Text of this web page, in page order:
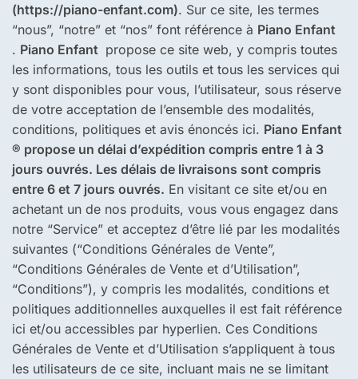
(https://piano-enfant.com). Sur ce site, les termes
“nous”, “notre” et “nos” font référence à Piano Enfant
. Piano Enfant propose ce site web, y compris toutes
les informations, tous les outils et tous les services qui
y sont disponibles pour vous, l’utilisateur, sous réserve
de votre acceptation de l’ensemble des modalités,
conditions, politiques et avis énoncés ici. Piano Enfant
® propose un délai d’expédition compris entre 1 à 3
jours ouvrés. Les délais de livraisons sont compris
entre 6 et 7 jours ouvrés. En visitant ce site et/ou en
achetant un de nos produits, vous vous engagez dans
notre “Service” et acceptez d’être lié par les modalités
suivantes (“Conditions Générales de Vente”,
“Conditions Générales de Vente et d’Utilisation”,
“Conditions”), y compris les modalités, conditions et
politiques additionnelles auxquelles il est fait référence
ici et/ou accessibles par hyperlien. Ces Conditions
Générales de Vente et d’Utilisation s’appliquent à tous
les utilisateurs de ce site, incluant mais ne se limitant